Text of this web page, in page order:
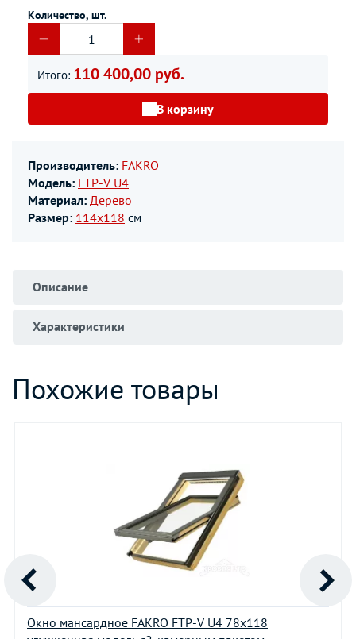
Количество, шт.
Итого: 110 400,00 руб.
В корзину
Производитель: FAKRO
Модель: FTP-V U4
Материал: Дерево
Размер: 114х118 см
Описание
Характеристики
Похожие товары
Окно мансардное FAKRO FTP-V U4 78х118